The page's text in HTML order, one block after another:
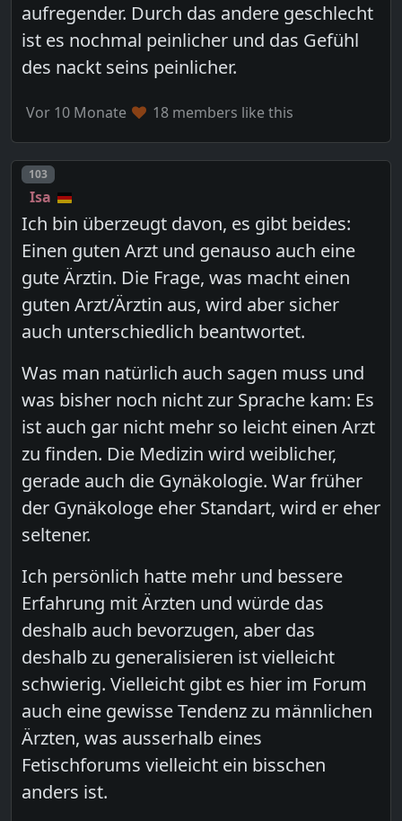
aufregender. Durch das andere geschlecht
ist es nochmal peinlicher und das Gefühl
des nackt seins peinlicher.
Vor 10 Monate 18 members like this
Post number
103
Isa
Ich bin überzeugt davon, es gibt beides:
Einen guten Arzt und genauso auch eine
gute Ärztin. Die Frage, was macht einen
guten Arzt/Ärztin aus, wird aber sicher
auch unterschiedlich beantwortet.
Was man natürlich auch sagen muss und
was bisher noch nicht zur Sprache kam: Es
ist auch gar nicht mehr so leicht einen Arzt
zu finden. Die Medizin wird weiblicher,
gerade auch die Gynäkologie. War früher
der Gynäkologe eher Standart, wird er eher
seltener.
Ich persönlich hatte mehr und bessere
Erfahrung mit Ärzten und würde das
deshalb auch bevorzugen, aber das
deshalb zu generalisieren ist vielleicht
schwierig. Vielleicht gibt es hier im Forum
auch eine gewisse Tendenz zu männlichen
Ärzten, was ausserhalb eines
Fetischforums vielleicht ein bisschen
anders ist.